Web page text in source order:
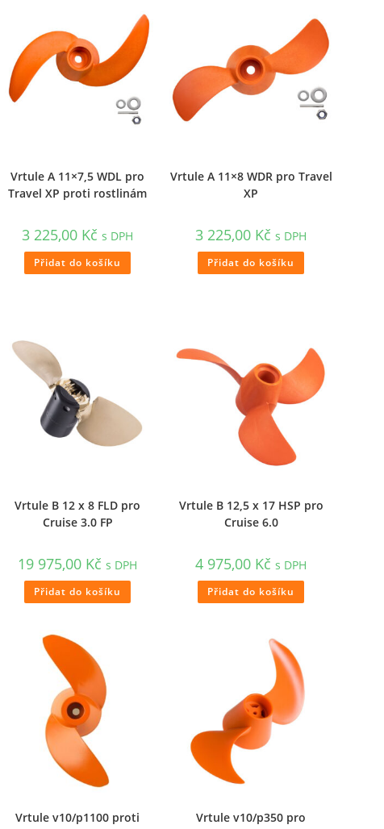
Vrtule A 11×7,5 WDL pro
Travel XP proti rostlinám
3 225,00 Kč s DPH
Přidat do košíku
Vrtule A 11×8 WDR pro Travel
XP
3 225,00 Kč s DPH
Přidat do košíku
Vrtule B 12 x 8 FLD pro
Cruise 3.0 FP
19 975,00 Kč s DPH
Přidat do košíku
Vrtule B 12,5 x 17 HSP pro
Cruise 6.0
4 975,00 Kč s DPH
Přidat do košíku
Vrtule v10/p1100 proti
Vrtule v10/p350 pro